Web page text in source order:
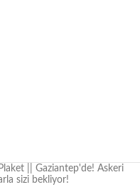
|| Gaziantep'de! Askeri
sizi bekliyor!